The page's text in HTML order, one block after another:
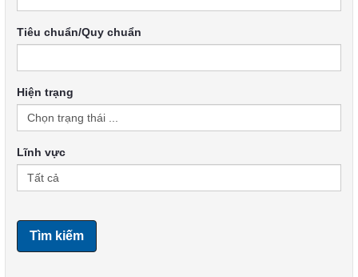
Tiêu chuẩn/Quy chuẩn
Hiện trạng
Lĩnh vực
Tìm kiếm